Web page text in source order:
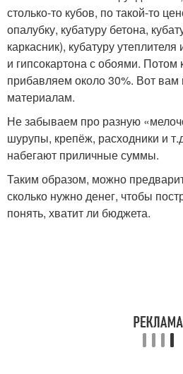
столько-то кубов, по такой-то
опалубку, кубатуру бетона,
каркасник), кубатуру
и гипсокартона с обоями.
прибавляем около 30%. Вот вам
материалам.
Не забываем про разную
шурупы, крепёж, расходники и
набегают приличные суммы.
Таким образом, можно
сколько нужно денег, чтобы
понять, хватит ли бюджета.